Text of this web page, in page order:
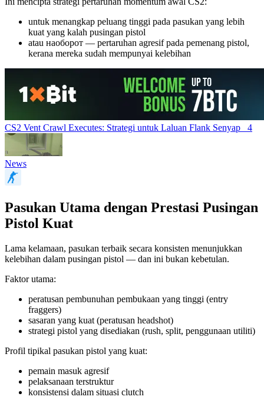
untuk menangkap peluang tinggi pada pasukan yang lebih
kuat yang kalah pusingan pistol
atau наоборот — pertaruhan agresif pada pemenang pistol,
kerana mereka sudah mempunyai kelebihan
CS2 Vent Crawl Executes: Strategi untuk Laluan Flank Senyap 4
News
Pasukan Utama dengan Prestasi Pusingan
Pistol Kuat
Lama kelamaan, pasukan terbaik secara konsisten menunjukkan
kelebihan dalam pusingan pistol — dan ini bukan kebetulan.
Faktor utama:
peratusan pembunuhan pembukaan yang tinggi (entry
fraggers)
sasaran yang kuat (peratusan headshot)
strategi pistol yang disediakan (rush, split, penggunaan utiliti)
Profil tipikal pasukan pistol yang kuat:
pemain masuk agresif
pelaksanaan terstruktur
konsistensi dalam situasi clutch